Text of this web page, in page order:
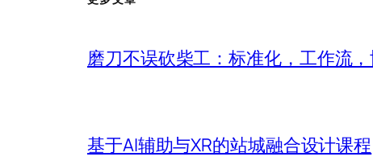
磨刀不误砍柴工：标准化，工作流
基于AI辅助与XR的站城融合设计课程